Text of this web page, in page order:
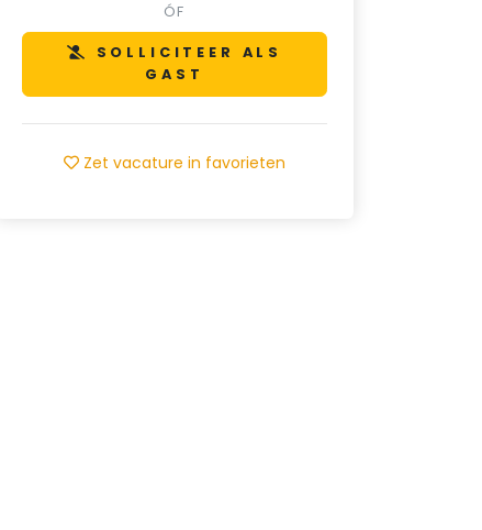
ÓF
SOLLICITEER ALS
GAST
Zet vacature in favorieten